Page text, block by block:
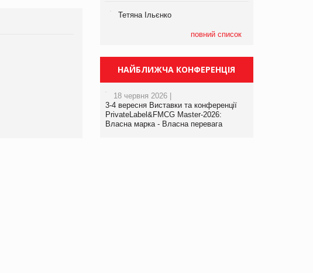
Брагина Людмила
Просування компанії на
www.trademaster.ua.
правила. Особливості.
Тетяна Ільєнко
повний список
НАЙБЛИЖЧА КОНФЕРЕНЦІЯ
18 червня 2026 |
3-4 вересня Виставки та конференції
PrivateLabel&FMCG Master-2026:
Власна марка - Власна перевага